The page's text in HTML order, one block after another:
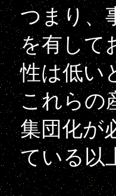
つまり、
を有して
性は低い
これらの
集団化が
ている以